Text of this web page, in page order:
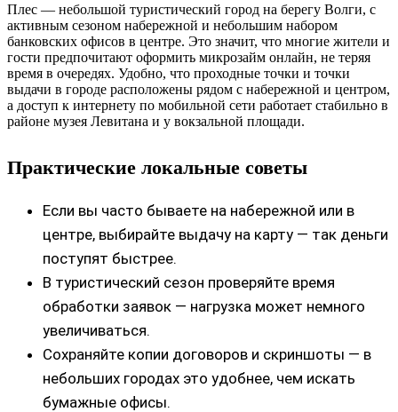
Плес — небольшой туристический город на берегу Волги, с
активным сезоном набережной и небольшим набором
банковских офисов в центре. Это значит, что многие жители и
гости предпочитают оформить микрозайм онлайн, не теряя
время в очередях. Удобно, что проходные точки и точки
выдачи в городе расположены рядом с набережной и центром,
а доступ к интернету по мобильной сети работает стабильно в
районе музея Левитана и у вокзальной площади.
Практические локальные советы
Если вы часто бываете на набережной или в
центре, выбирайте выдачу на карту — так деньги
поступят быстрее.
В туристический сезон проверяйте время
обработки заявок — нагрузка может немного
увеличиваться.
Сохраняйте копии договоров и скриншоты — в
небольших городах это удобнее, чем искать
бумажные офисы.